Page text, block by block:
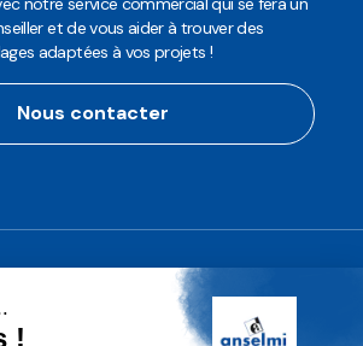
et de vous aider à trouver des
adaptées à vos projets !
Nous contacter
Anselmi Décoration
Découvrez notre assortiment de
décorations professionnelles pour les